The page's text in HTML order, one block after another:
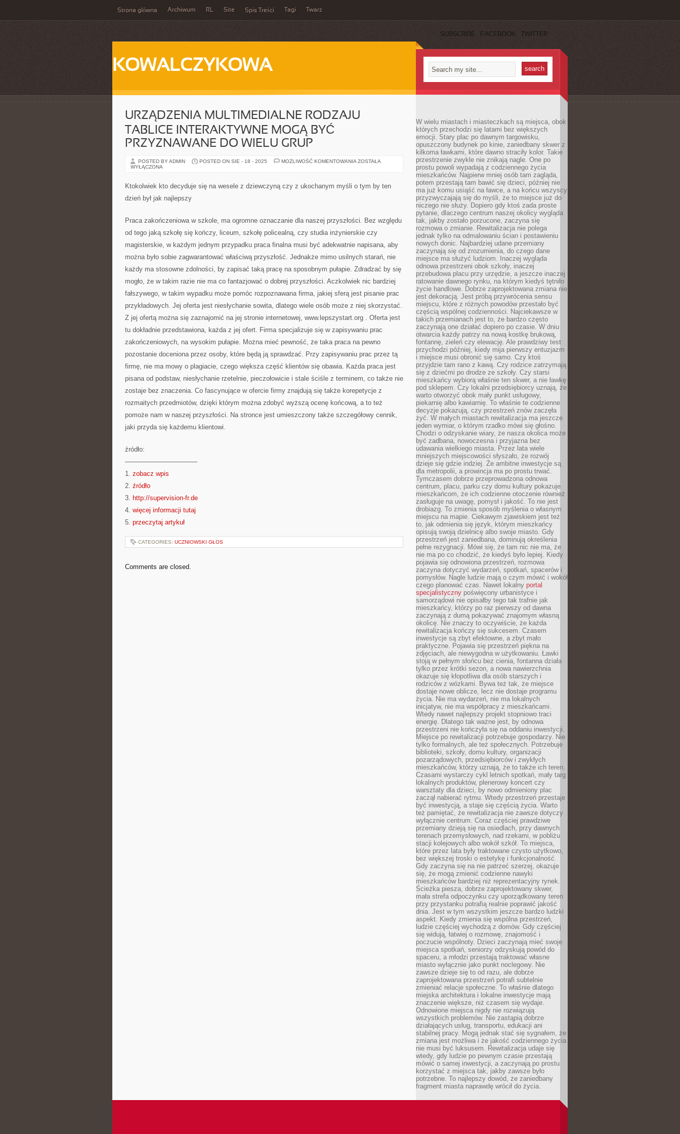
Strona główna Archiwum RL Site Spis Treści Tagi Twarz
SUBSCRIBE FACEBOOK TWITTER
KOWALCZYKOWA
URZĄDZENIA MULTIMEDIALNE RODZAJU
TABLICE INTERAKTYWNE MOGĄ BYĆ
PRZYZNAWANE DO WIELU GRUP
POSTED BY ADMIN POSTED ON SIE - 18 - 2025 MOŻLIWOŚĆ KOMENTOWANIA URZĄDZENIA
INTERAKTYWNE
MOGĄ
ZOSTAŁA
WYŁĄCZONA
Ktokolwiek kto decyduje się na wesele z dziewczyną czy z ukochanym myśli o tym by ten
dzień był jak najlepszy
Praca zakończeniowa w szkole, ma ogromne oznaczanie dla naszej przyszłości. Bez względu
od tego jaką szkołę się kończy, liceum, szkołę policealną, czy studia inżynierskie czy
magisterskie, w każdym jednym przypadku praca finalna musi być adekwatnie napisana, aby
można było sobie zagwarantować właściwą przyszłość. Jednakże mimo usilnych starań, nie
każdy ma stosowne zdolności, by zapisać taką pracę na sposobnym pułapie. Zdradzać by się
mogło, że w takim razie nie ma co fantazjować o dobrej przyszłości. Aczkolwiek nic bardziej
fałszywego, w takim wypadku może pomóc rozpoznawana firma, jakiej sferą jest pisanie prac
przykładowych. Jej oferta jest niesłychanie sowita, dlatego wiele osób może z niej skorzystać.
Z jej ofertą można się zaznajomić na jej stronie internetowej, www.lepszystart.org . Oferta jest
tu dokładnie przedstawiona, każda z jej ofert. Firma specjalizuje się w zapisywaniu prac
zakończeniowych, na wysokim pułapie. Można mieć pewność, że taka praca na pewno
pozostanie doceniona przez osoby, które będą ją sprawdzać. Przy zapisywaniu prac przez tą
firmę, nie ma mowy o plagiacie, czego większa część klientów się obawia. Każda praca jest
pisana od podstaw, niesłychanie rzetelnie, pieczołowicie i stale ściśle z terminem, co także nie
zostaje bez znaczenia. Co fascynujące w ofercie firmy znajdują się także korepetycje z
rozmaitych przedmiotów, dzięki którym można zdobyć wyższą ocenę końcową, a to też
pomoże nam w naszej przyszłości. Na stronce jest umieszczony także szczegółowy cennik,
jaki przyda się każdemu klientowi.
źródło:
———————————
1. zobacz wpis
2. źródło
3. http://supervision-fr.de
4. więcej informacji tutaj
5. przeczytaj artykuł
CATEGORIES: UCZNIOWSKI GŁOS
Comments are closed.
W wielu miastach i miasteczkach są miejsca, obok
których przechodzi się latami bez większych
emocji. Stary plac po dawnym targowisku,
opuszczony budynek po kinie, zaniedbany skwer z
kilkoma ławkami, które dawno straciły kolor. Takie
przestrzenie zwykle nie znikają nagle. One po
prostu powoli wypadają z codziennego życia
mieszkańców. Najpierw mniej osób tam zagląda,
potem przestają tam bawić się dzieci, później nie
ma już komu usiąść na ławce, a na końcu wszyscy
przyzwyczajają się do myśli, że to miejsce już do
niczego nie służy. Dopiero gdy ktoś zada proste
pytanie, dlaczego centrum naszej okolicy wygląda
tak, jakby zostało porzucone, zaczyna się
rozmowa o zmianie. Rewitalizacja nie polega
jednak tylko na odmalowaniu ścian i postawieniu
nowych donic. Najbardziej udane przemiany
zaczynają się od zrozumienia, do czego dane
miejsce ma służyć ludziom. Inaczej wygląda
odnowa przestrzeni obok szkoły, inaczej
przebudowa placu przy urzędzie, a jeszcze inaczej
ratowanie dawnego rynku, na którym kiedyś tętniło
życie handlowe. Dobrze zaprojektowana zmiana nie
jest dekoracją. Jest próbą przywrócenia sensu
miejscu, które z różnych powodów przestało być
częścią wspólnej codzienności. Najciekawsze w
takich przemianach jest to, że bardzo często
zaczynają one działać dopiero po czasie. W dniu
otwarcia każdy patrzy na nową kostkę brukową,
fontannę, zieleń czy elewację. Ale prawdziwy test
przychodzi później, kiedy mija pierwszy entuzjazm
i miejsce musi obronić się samo. Czy ktoś
przyjdzie tam rano z kawą. Czy rodzice zatrzymają
się z dziećmi po drodze ze szkoły. Czy starsi
mieszkańcy wybiorą właśnie ten skwer, a nie ławkę
pod sklepem. Czy lokalni przedsiębiorcy uznają, że
warto otworzyć obok mały punkt usługowy,
piekarnię albo kawiarnię. To właśnie te codzienne
decyzje pokazują, czy przestrzeń znów zaczęła
żyć. W małych miastach rewitalizacja ma jeszcze
jeden wymiar, o którym rzadko mówi się głośno.
Chodzi o odzyskanie wiary, że nasza okolica może
być zadbana, nowoczesna i przyjazna bez
udawania wielkiego miasta. Przez lata wiele
mniejszych miejscowości słyszało, że rozwój
dzieje się gdzie indziej. Że ambitne inwestycje są
dla metropolii, a prowincja ma po prostu trwać.
Tymczasem dobrze przeprowadzona odnowa
centrum, placu, parku czy domu kultury pokazuje
mieszkańcom, że ich codzienne otoczenie również
zasługuje na uwagę, pomysł i jakość. To nie jest
drobiazg. To zmienia sposób myślenia o własnym
miejscu na mapie. Ciekawym zjawiskiem jest też
to, jak odmienia się język, którym mieszkańcy
opisują swoją dzielnicę albo swoje miasto. Gdy
przestrzeń jest zaniedbana, dominują określenia
pełne rezygnacji. Mówi się, że tam nic nie ma, że
nie ma po co chodzić, że kiedyś było lepiej. Kiedy
pojawia się odnowiona przestrzeń, rozmowa
zaczyna dotyczyć wydarzeń, spotkań, spacerów i
pomysłów. Nagle ludzie mają o czym mówić i wokół
czego planować czas. Nawet lokalny portal
specjalistyczny poświęcony urbanistyce i
samorządowi nie opisałby tego tak trafnie jak
mieszkańcy, którzy po raz pierwszy od dawna
zaczynają z dumą pokazywać znajomym własną
okolicę. Nie znaczy to oczywiście, że każda
rewitalizacja kończy się sukcesem. Czasem
inwestycje są zbyt efektowne, a zbyt mało
praktyczne. Pojawia się przestrzeń piękna na
zdjęciach, ale niewygodna w użytkowaniu. Ławki
stoją w pełnym słońcu bez cienia, fontanna działa
tylko przez krótki sezon, a nowa nawierzchnia
okazuje się kłopotliwa dla osób starszych i
rodziców z wózkami. Bywa też tak, że miejsce
dostaje nowe oblicze, lecz nie dostaje programu
życia. Nie ma wydarzeń, nie ma lokalnych
inicjatyw, nie ma współpracy z mieszkańcami.
Wtedy nawet najlepszy projekt stopniowo traci
energię. Dlatego tak ważne jest, by odnowa
przestrzeni nie kończyła się na oddaniu inwestycji.
Miejsce po rewitalizacji potrzebuje gospodarzy. Nie
tylko formalnych, ale też społecznych. Potrzebuje
biblioteki, szkoły, domu kultury, organizacji
pozarządowych, przedsiębiorców i zwykłych
mieszkańców, którzy uznają, że to także ich teren.
Czasami wystarczy cykl letnich spotkań, mały targ
lokalnych produktów, plenerowy koncert czy
warsztaty dla dzieci, by nowo odmieniony plac
zaczął nabierać rytmu. Wtedy przestrzeń przestaje
być inwestycją, a staje się częścią życia. Warto
też pamiętać, że rewitalizacja nie zawsze dotyczy
wyłącznie centrum. Coraz częściej prawdziwe
przemiany dzieją się na osiedlach, przy dawnych
terenach przemysłowych, nad rzekami, w pobliżu
stacji kolejowych albo wokół szkół. To miejsca,
które przez lata były traktowane czysto użytkowo,
bez większej troski o estetykę i funkcjonalność.
Gdy zaczyna się na nie patrzeć szerzej, okazuje
się, że mogą zmienić codzienne nawyki
mieszkańców bardziej niż reprezentacyjny rynek.
Ścieżka piesza, dobrze zaprojektowany skwer,
mała strefa odpoczynku czy uporządkowany teren
przy przystanku potrafią realnie poprawić jakość
dnia. Jest w tym wszystkim jeszcze bardzo ludzki
aspekt. Kiedy zmienia się wspólna przestrzeń,
ludzie częściej wychodzą z domów. Gdy częściej
się widują, łatwiej o rozmowę, znajomość i
poczucie wspólnoty. Dzieci zaczynają mieć swoje
miejsca spotkań, seniorzy odzyskują powód do
spaceru, a młodzi przestają traktować własne
miasto wyłącznie jako punkt noclegowy. Nie
zawsze dzieje się to od razu, ale dobrze
zaprojektowana przestrzeń potrafi subtelnie
zmieniać relacje społeczne. To właśnie dlatego
miejska architektura i lokalne inwestycje mają
znaczenie większe, niż czasem się wydaje.
Odnowione miejsca nigdy nie rozwiązują
wszystkich problemów. Nie zastąpią dobrze
działających usług, transportu, edukacji ani
stabilnej pracy. Mogą jednak stać się sygnałem, że
zmiana jest możliwa i że jakość codziennego życia
nie musi być luksusem. Rewitalizacja udaje się
wtedy, gdy ludzie po pewnym czasie przestają
mówić o samej inwestycji, a zaczynają po prostu
korzystać z miejsca tak, jakby zawsze było
potrzebne. To najlepszy dowód, że zaniedbany
fragment miasta naprawdę wrócił do życia.